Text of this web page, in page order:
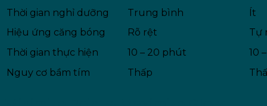
Thời gian nghỉ dưỡng
Trung bình
Ít
Hiệu ứng căng bóng
Rõ rệt
Tự
Thời gian thực hiện
10 – 20 phút
10
Nguy cơ bầm tím
Thấp